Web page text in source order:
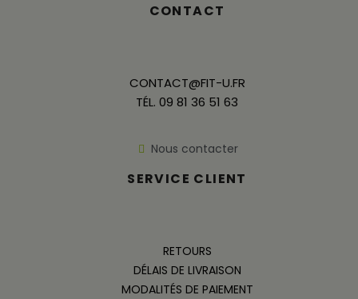
CONTACT
CONTACT@FIT-U.FR
TÉL. 09 81 36 51 63
Nous contacter
SERVICE CLIENT
RETOURS
DÉLAIS DE LIVRAISON
MODALITÉS DE PAIEMENT